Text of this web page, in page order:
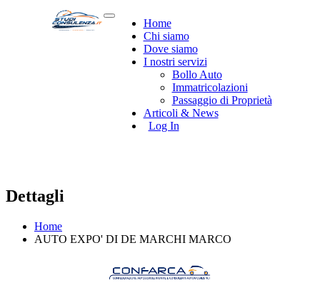
Home
Chi siamo
Dove siamo
I nostri servizi
Bollo Auto
Immatricolazioni
Passaggio di Proprietà
Articoli & News
Log In
Dettagli
Home
AUTO EXPO' DI DE MARCHI MARCO